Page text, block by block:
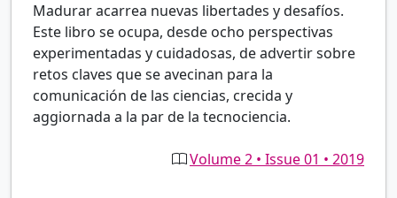
Madurar acarrea nuevas libertades y desafíos.
Este libro se ocupa, desde ocho perspectivas
experimentadas y cuidadosas, de advertir sobre
retos claves que se avecinan para la
comunicación de las ciencias, crecida y
aggiornada a la par de la tecnociencia.
Volume 2 • Issue 01 • 2019